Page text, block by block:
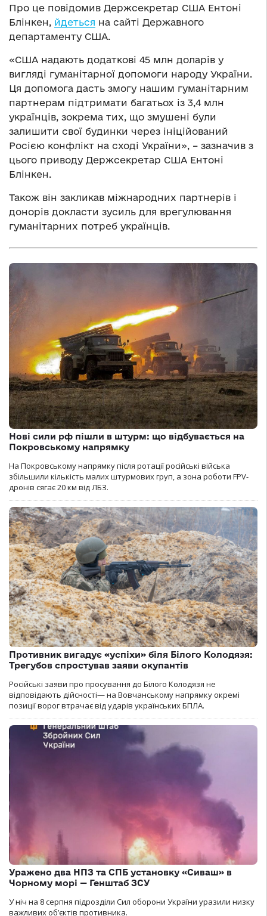
Про це повідомив Держсекретар США Ентоні
Блінкен, йдеться на сайті Державного
департаменту США.
«США надають додаткові 45 млн доларів у
вигляді гуманітарної допомоги народу України.
Ця допомога дасть змогу нашим гуманітарним
партнерам підтримати багатьох із 3,4 млн
українців, зокрема тих, що змушені були
залишити свої будинки через ініційований
Росією конфлікт на сході України», – зазначив з
цього приводу Держсекретар США Ентоні
Блінкен.
Також він закликав міжнародних партнерів і
донорів докласти зусиль для врегулювання
гуманітарних потреб українців.
Нові сили рф пішли в штурм: що відбувається на
Покровському напрямку
На Покровському напрямку після ротації російські війська
збільшили кількість малих штурмових груп, а зона роботи FPV-
дронів сягає 20 км від ЛБЗ.
Противник вигадує «успіхи» біля Білого Колодязя:
Трегубов спростував заяви окупантів
Російські заяви про просування до Білого Колодязя не
відповідають дійсності— на Вовчанському напрямку окремі
позиції ворог втрачає від ударів українських БПЛА.
Уражено два НПЗ та СПБ установку «Сиваш» в
Чорному морі — Генштаб ЗСУ
У ніч на 8 серпня підрозділи Сил оборони України уразили низку
важливих об’єктів противника.